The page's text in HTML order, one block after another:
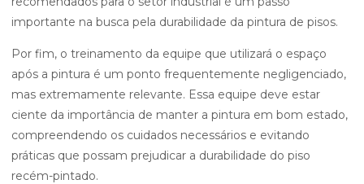
importante na busca pela durabilidade da pintura de pisos.
Por fim, o treinamento da equipe que utilizará o espaço
após a pintura é um ponto frequentemente negligenciado,
mas extremamente relevante. Essa equipe deve estar
ciente da importância de manter a pintura em bom estado,
compreendendo os cuidados necessários e evitando
práticas que possam prejudicar a durabilidade do piso
recém-pintado.